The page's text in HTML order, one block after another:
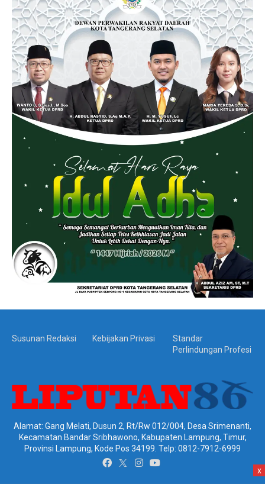
Susunan Redaksi Kebijakan Privasi
Standar
Perlindungan Profesi
Alamat: Gang Melati, Dusun 2, Rt/Rw 012/004, Desa Srimenanti,
Kecamatan Bandar Sribhawono, Kabupaten Lampung, Timur,
Provinsi Lampung, Kode Pos 34199. Telp: 0812-7912-6999
x